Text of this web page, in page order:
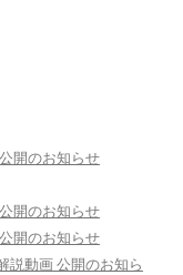
開のお知らせ
開のお知らせ
開のお知らせ
説動画 公開のお知ら